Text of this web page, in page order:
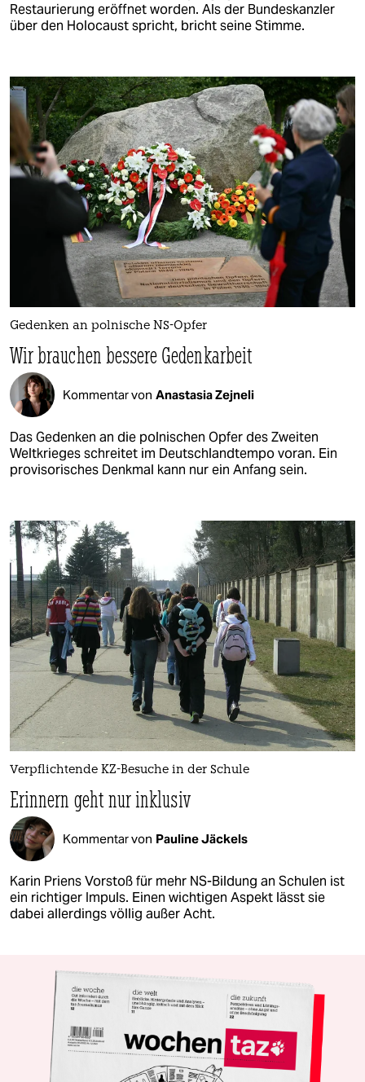
Restaurierung eröffnet worden. Als der Bundeskanzler
über den Holocaust spricht, bricht seine Stimme.
Gedenken an polnische NS-Opfer
Wir brauchen bessere Gedenkarbeit
Kommentar von Anastasia Zejneli
Das Gedenken an die polnischen Opfer des Zweiten
Weltkrieges schreitet im Deutschlandtempo voran. Ein
provisorisches Denkmal kann nur ein Anfang sein.
Verpflichtende KZ-Besuche in der Schule
Erinnern geht nur inklusiv
Kommentar von Pauline Jäckels
Karin Priens Vorstoß für mehr NS-Bildung an Schulen ist
ein richtiger Impuls. Einen wichtigen Aspekt lässt sie
dabei allerdings völlig außer Acht.